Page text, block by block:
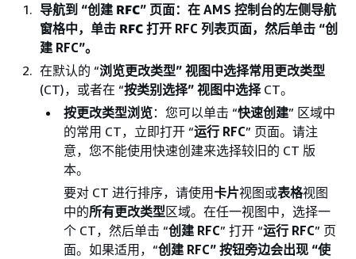
导航到 “创建 RFC” 页面：在 AMS 控制台的左侧导航
窗格中，单击 RFC 打开 RFC 列表页面，然后单击 “创
建 RFC”。
在默认的 “浏览更改类型” 视图中选择常用更改类型
(CT)，或者在 “按类别选择” 视图中选择CT。
按更改类型浏览：您可以单击 “快速创建” 区域中
的常用 CT，立即打开 “运行 RFC” 页面。请注
意，您不能使用快速创建来选择较旧的 CT 版
本。
要对 CT 进行排序，请使用卡片视图或表格视图
中的所有更改类型区域。在任一视图中，选择一
个 CT，然后单击 “创建 RFC” 打开 “运行 RFC” 页
面。如果适用，“创建 RFC” 按钮旁边会出现 “使